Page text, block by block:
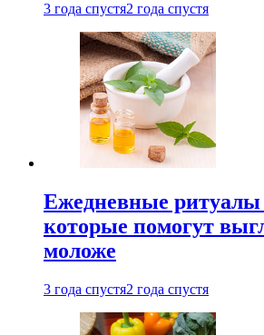
3 года спустя2 года спустя
Ежедневные ритуалы
которые помогут
моложе
3 года спустя2 года спустя